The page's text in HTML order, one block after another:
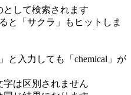
して検索されます
と「サクラ」もヒットしま
と入力しても「chemical」が
は区別されません